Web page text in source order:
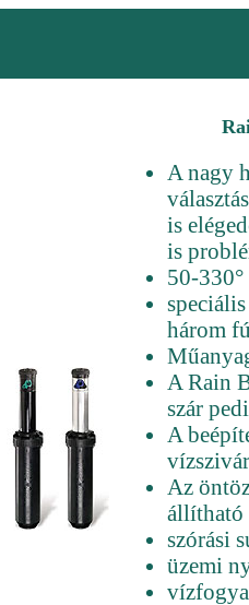
A nagy
is
is
50-
három
A Rain
szár
A
Az
állítható
szórási
üzemi